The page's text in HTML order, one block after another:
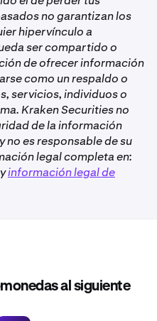
no garantizan los
hipervínculo a
ser compartido o
de ofrecer información
como un respaldo o
servicios, individuos o
Kraken Securities no
de la información
es responsable de su
legal completa en:
yinformación legal de
al siguiente